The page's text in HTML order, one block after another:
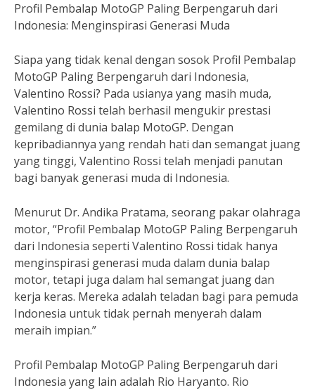
Profil Pembalap MotoGP Paling Berpengaruh dari
Indonesia: Menginspirasi Generasi Muda
Siapa yang tidak kenal dengan sosok Profil Pembalap
MotoGP Paling Berpengaruh dari Indonesia,
Valentino Rossi? Pada usianya yang masih muda,
Valentino Rossi telah berhasil mengukir prestasi
gemilang di dunia balap MotoGP. Dengan
kepribadiannya yang rendah hati dan semangat juang
yang tinggi, Valentino Rossi telah menjadi panutan
bagi banyak generasi muda di Indonesia.
Menurut Dr. Andika Pratama, seorang pakar olahraga
motor, “Profil Pembalap MotoGP Paling Berpengaruh
dari Indonesia seperti Valentino Rossi tidak hanya
menginspirasi generasi muda dalam dunia balap
motor, tetapi juga dalam hal semangat juang dan
kerja keras. Mereka adalah teladan bagi para pemuda
Indonesia untuk tidak pernah menyerah dalam
meraih impian.”
Profil Pembalap MotoGP Paling Berpengaruh dari
Indonesia yang lain adalah Rio Haryanto. Rio